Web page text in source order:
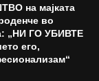
на мајката
во
„НИ ГО УБИВТЕ
его,